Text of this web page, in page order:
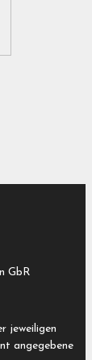
GbR
jeweiligen
angegebene